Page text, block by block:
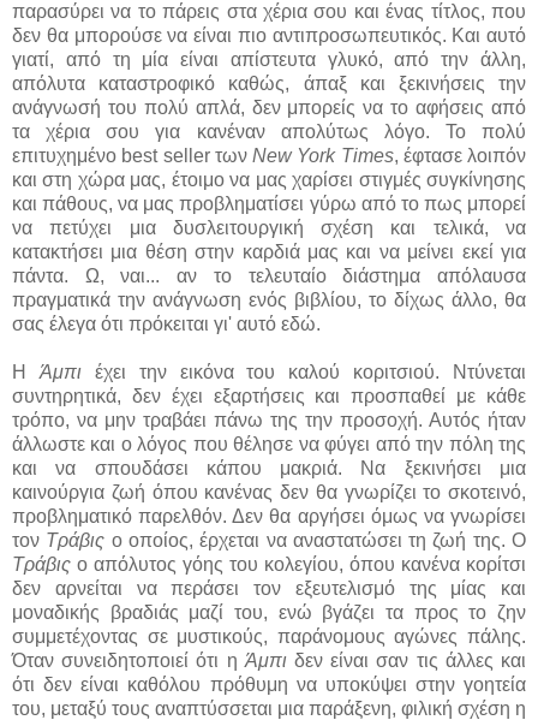
παρασύρει να το πάρεις στα χέρια σου και ένας τίτλος, που
δεν θα μπορούσε να είναι πιο αντιπροσωπευτικός. Και αυτό
γιατί, από τη μία είναι απίστευτα γλυκό, από την άλλη,
απόλυτα καταστροφικό καθώς, άπαξ και ξεκινήσεις την
ανάγνωσή του πολύ απλά, δεν μπορείς να το αφήσεις από
τα χέρια σου για κανέναν απολύτως λόγο. Το πολύ
επιτυχημένο best seller των New York Times, έφτασε λοιπόν
και στη χώρα μας, έτοιμο να μας χαρίσει στιγμές συγκίνησης
και πάθους, να μας προβληματίσει γύρω από το πως μπορεί
να πετύχει μια δυσλειτουργική σχέση και τελικά, να
κατακτήσει μια θέση στην καρδιά μας και να μείνει εκεί για
πάντα. Ω, ναι... αν το τελευταίο διάστημα απόλαυσα
πραγματικά την ανάγνωση ενός βιβλίου, το δίχως άλλο, θα
σας έλεγα ότι πρόκειται γι' αυτό εδώ.
Η Άμπιέχει την εικόνα του καλού κοριτσιού. Ντύνεται
συντηρητικά, δεν έχει εξαρτήσεις και προσπαθεί με κάθε
τρόπο, να μην τραβάει πάνω της την προσοχή. Αυτός ήταν
άλλωστε και ο λόγος που θέλησε να φύγει από την πόλη της
και να σπουδάσει κάπου μακριά. Να ξεκινήσει μια
καινούργια ζωή όπου κανένας δεν θα γνωρίζει το σκοτεινό,
προβληματικό παρελθόν. Δεν θα αργήσει όμως να γνωρίσει
τον Τράβις ο οποίος, έρχεται να αναστατώσει τη ζωή της. Ο
Τράβις ο απόλυτος γόης του κολεγίου, όπου κανένα κορίτσι
δεν αρνείται να περάσει τον εξευτελισμό της μίας και
μοναδικής βραδιάς μαζί του, ενώ βγάζει τα προς το ζην
συμμετέχοντας σε μυστικούς, παράνομους αγώνες πάλης.
Όταν συνειδητοποιεί ότι η Άμπιδεν είναι σαν τις άλλες και
ότι δεν είναι καθόλου πρόθυμη να υποκύψει στην γοητεία
του, μεταξύ τους αναπτύσσεται μια παράξενη, φιλική σχέση η